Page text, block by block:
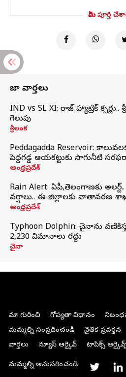
మీరు పూర్తి
తాజా వార్తలు
IND vs SL XI: సిరాజ్‌ హ్యాట్రిక్‌
గెలుపు
శ్రీలంక
Peddagadda Reservoir:
పెద్దగడ్డ ఆయకట్టుకు సాగునీటి
ఆంధ్రప్రదేశ్
Rain Alert: ఏపీ,తెలంగాణకు
వర్షాలు.. ఈ జిల్లాలకు వాతావరణ
ఆంధ్రప్రదేశ్
Typhoon Dolphin: చైనాను
2,230 విమానాలు రద్దు
చైనా
మా గురించి గోప్యతా విధానం
మమ్మల్ని సంప్రదించండి
నైతిక ప్రవర్తన
వార్తలు
న్యూస్ ఆర్కైవ్ టాపిక్స్
మమ్మల్ని అనుసరించండి